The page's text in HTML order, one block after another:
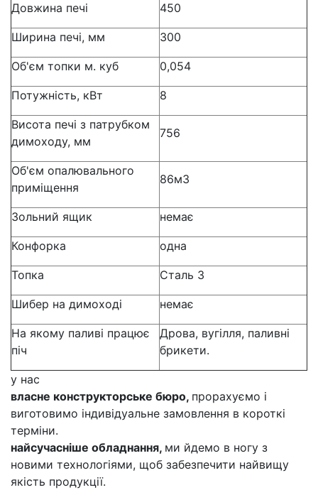
Довжина печі 450
Ширина печі, мм 300
Об'єм топки м. куб 0,054
Потужність, кВт 8
Висота печі з патрубком
димоходу, мм
756
Об'єм опалювального
приміщення
86м3
Зольний ящик немає
Конфорка одна
Топка Сталь 3
Шибер на димоході немає
На якому паливі працює
піч
Дрова, вугілля, паливні
брикети.
у нас
власне конструкторське бюро, прорахуємо і
виготовимо індивідуальне замовлення в короткі
терміни.
найсучасніше обладнання, ми йдемо в ногу з
новими технологіями, щоб забезпечити найвищу
якість продукції.